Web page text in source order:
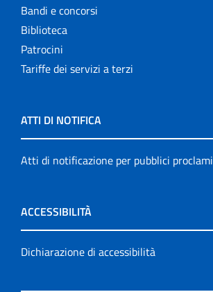
Bandi e concorsi
Biblioteca
Patrocini
Tariffe dei servizi a terzi
ATTI DI NOTIFICA
Atti di notificazione per pubblici proclami
ACCESSIBILITÀ
Dichiarazione di accessibilità